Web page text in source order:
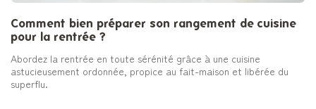
Comment bien préparer son rangement de cuisine
pour la rentrée ?
Abordez la rentrée en toute sérénité grâce à une cuisine
astucieusement ordonnée, propice au fait-maison et libérée du
superflu.